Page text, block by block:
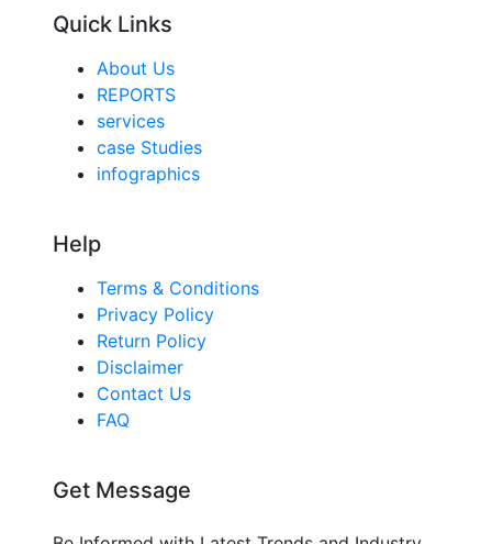
Quick Links
About Us
REPORTS
services
case Studies
infographics
Help
Terms & Conditions
Privacy Policy
Return Policy
Disclaimer
Contact Us
FAQ
Get Message